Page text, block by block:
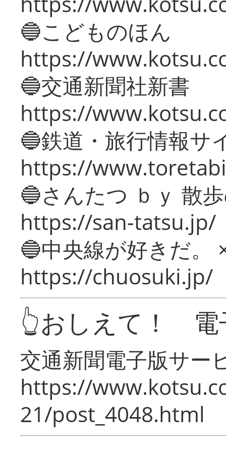
🔵こどものほん
https://
🔵交通新聞社新書
https://
🔵鉄道・旅行情報サ
https://
🔵さんたつ ｂｙ 散
https://san-tatsu.jp/
🔵中央線が好きだ。
https://chuosuki.jp/
👆おしえて！ 電
交通新聞電子版サー
https://
21/post_4048.html